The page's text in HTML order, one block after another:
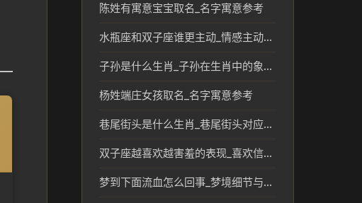
陈姓有寓意宝宝取名_名字寓意参考
水瓶座和双子座谁更主动_情感主动度解读
子孙是什么生肖_子孙在生肖中的象征与传统分析
杨姓端庄女孩取名_名字寓意参考
巷尾街头是什么生肖_巷尾街头对应的生肖文化解读
双子座越喜欢越害羞的表现_喜欢信号参考
梦到下面流血怎么回事_梦境细节与压力线索